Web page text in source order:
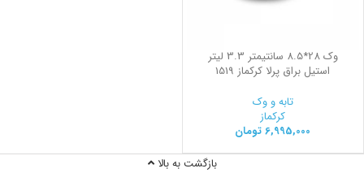
وک 28*8.5 سانتیمتر 3.3 لیتر
استیل براق پرلا کرکماز 1519
تابه و وک
کرکماز
6,995,000 تومان
بازگشت به بالا